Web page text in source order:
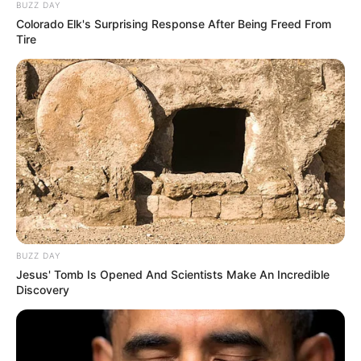
Berikut ini 7 kendaraan tradisional yang dikenal di Indonesia dan
perlu dilestarikan.
Baca juga:5 Senjata Tradisional Kalimantan, Ada yang
Dianggap Bertuah
Daftar isi
1. Delman
BUZZ DAY
Colorado Elk's Surprising Response After Being Freed From
Tire
BUZZ DAY
Jesus' Tomb Is Opened And Scientists Make An Incredible
Discovery